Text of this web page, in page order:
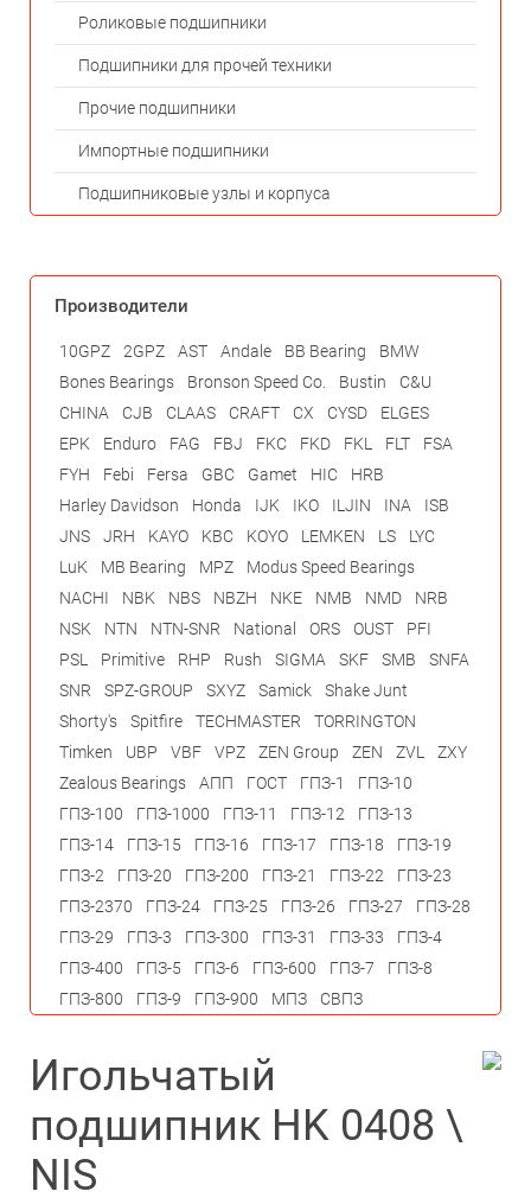
Игольчатый
подшипник HK 0408 \
NIS
Роликовые подшипники
Подшипники для прочей техники
Прочие подшипники
Импортные подшипники
Подшипниковые узлы и корпуса
Производители
10GPZ 2GPZ AST Andale BB Bearing
BMW
Bones Bearings
Bronson Speed Co. Bustin
C&U
CHINA
CJB CLAAS CRAFT CX CYSD
ELGES
EPK
Enduro FAG FBJ FKC FKD FKL FLT
FSA
FYH
Febi Fersa GBC Gamet HIC
HRB
Harley Davidson
Honda IJK IKO ILJIN INA
ISB
JNS
JRH KAYO KBC KOYO LEMKEN LS
LYC
LuK
MB Bearing MPZ
Modus Speed Bearings
NACHI
NBK NBS NBZH NKE NMB NMD
NRB
NSK
NTN NTN-SNR National ORS OUST
PFI
PSL
Primitive RHP Rush SIGMA SKF SMB
SNFA
SNR
SPZ-GROUP SXYZ Samick
Shake Junt
Shorty's
Spitfire TECHMASTER
TORRINGTON
Timken
UBP VBF VPZ ZEN Group ZEN ZVL
ZXY
Zealous Bearings
АПП ГОСТ ГПЗ-1
ГПЗ-10
ГПЗ-100
ГПЗ-1000 ГПЗ-11 ГПЗ-12
ГПЗ-13
ГПЗ-14
ГПЗ-15 ГПЗ-16 ГПЗ-17 ГПЗ-18
ГПЗ-19
ГПЗ-2
ГПЗ-20 ГПЗ-200 ГПЗ-21 ГПЗ-22
ГПЗ-23
ГПЗ-2370
ГПЗ-24 ГПЗ-25 ГПЗ-26 ГПЗ-27
ГПЗ-28
ГПЗ-29
ГПЗ-3 ГПЗ-300 ГПЗ-31 ГПЗ-33
ГПЗ-4
ГПЗ-400
ГПЗ-5 ГПЗ-6 ГПЗ-600 ГПЗ-7
ГПЗ-8
ГПЗ-800
ГПЗ-9 ГПЗ-900 МПЗ СВПЗ